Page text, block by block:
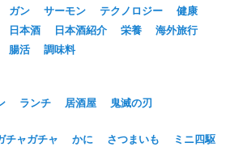
ガン サーモン テクノロジー
健康
日本酒 日本酒紹介 栄養
海外旅行
腸活
調味料
ランチ 居酒屋
鬼滅の刃
チャガチャ かに さつまいも
ミニ四駆